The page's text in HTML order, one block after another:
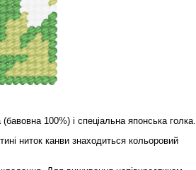
100%) і спеціальна японська голка.
ниток канви знаходиться кольоровий